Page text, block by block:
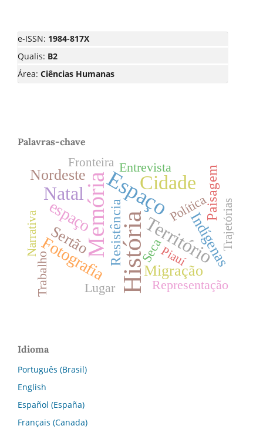
e-ISSN: 1984-817X
Qualis: B2
Área: Ciências Humanas
Palavras-chave
História
MemóriaEspaço
Cidade
Território
Natal
Fotografia
espaço
Migração
Sertão Indígenas
Nordeste
Resistência
Paisagem
Trabalho
Seca
Política
Representação
Lugar
Entrevista
Narrativa Trajetórias
Piauí
Fronteira
Idioma
Português (Brasil)
English
Español (España)
Français (Canada)